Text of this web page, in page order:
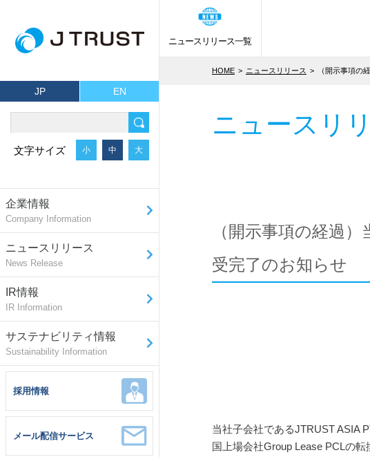
JP EN
文字サイズ 小 中 大
企業情報
Company Information
ニュースリリース
News Release
IR情報
IR Information
サステナビリティ情報
Sustainability Information
採用情報
メール配信サービス
ニュースリリース一覧
HOME ニュースリリース （開示事項の
ニュースリ
（開示事項の経過
受完了のお知らせ
当社子会社であるJTRUST ASIA
国上場会社Group Lease PCLの